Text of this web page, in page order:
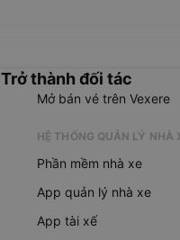
Trở thành đối tác
Mở bán vé trên Vexere
HỆ THỐNG QUẢN LÝ NHÀ
Phần mềm nhà xe
App quản lý nhà xe
App tài xế